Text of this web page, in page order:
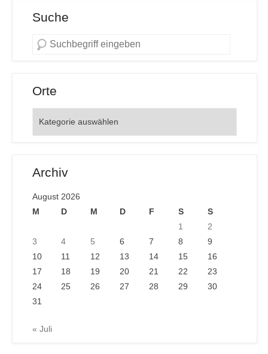
Suche
Orte
Archiv
August 2026
M
D M D F S
S
1
2
3
4 5 6 7 8
9
10
11 12 13 14 15
16
17
18 19 20 21 22
23
24
25 26 27 28 29
30
31
« Juli